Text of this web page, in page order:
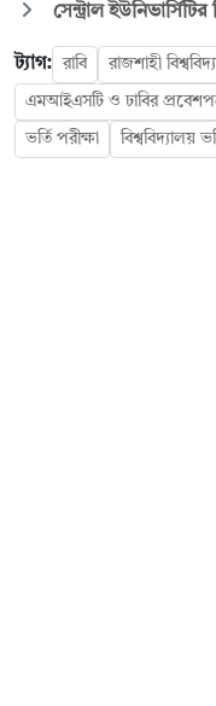
সেন্ট্রাল
ট্যাগ: রাবি রাজশাহী
এমআইএসটি ও ঢাবির
ভর্তি পরীক্ষা বিশ্ববিদ্যালয়